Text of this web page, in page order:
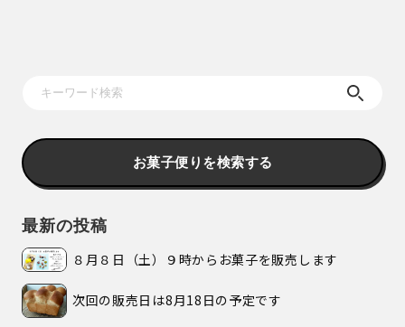
お菓子便りを検索する
最新の投稿
８月８日（土）９時からお菓子を販売します
次回の販売日は8月18日の予定です